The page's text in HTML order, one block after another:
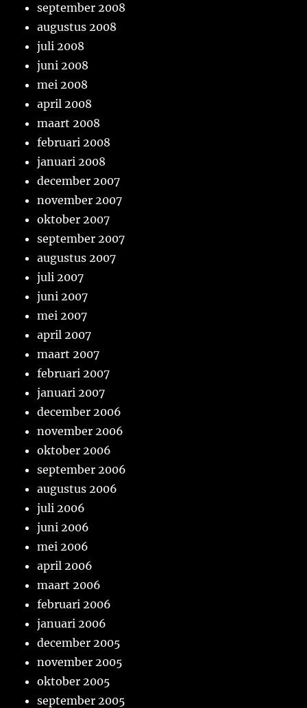
september 2008
augustus 2008
juli 2008
juni 2008
mei 2008
april 2008
maart 2008
februari 2008
januari 2008
december 2007
november 2007
oktober 2007
september 2007
augustus 2007
juli 2007
juni 2007
mei 2007
april 2007
maart 2007
februari 2007
januari 2007
december 2006
november 2006
oktober 2006
september 2006
augustus 2006
juli 2006
juni 2006
mei 2006
april 2006
maart 2006
februari 2006
januari 2006
december 2005
november 2005
oktober 2005
september 2005